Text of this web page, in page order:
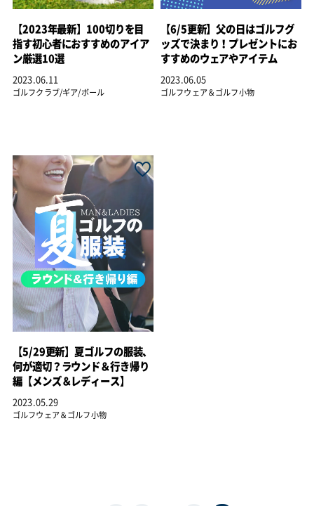
【2023年最新】100切りを目
指す初心者におすすめのアイア
ン厳選10選
2023.06.11
ゴルフクラブ/ギア/ボール
【6/5更新】父の日はゴルフグ
ッズで決まり！プレゼントにお
すすめのウェアやアイテム
2023.06.05
ゴルフウェア＆ゴルフ小物
【5/29更新】夏ゴルフの服装、
何が適切？ラウンド＆行き帰り
編【メンズ＆レディース】
2023.05.29
ゴルフウェア＆ゴルフ小物